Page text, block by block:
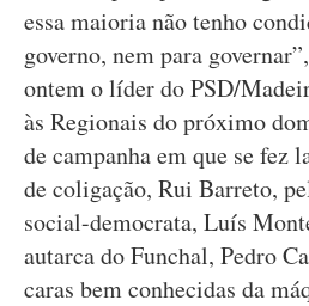
essa maioria não tenho
governo, nem para
ontem o líder do PSD/
às Regionais do próximo
de campanha em que se fez
de coligação, Rui Barreto,
social-democrata, Luís
autarca do Funchal, Pedro
caras bem conhecidas da